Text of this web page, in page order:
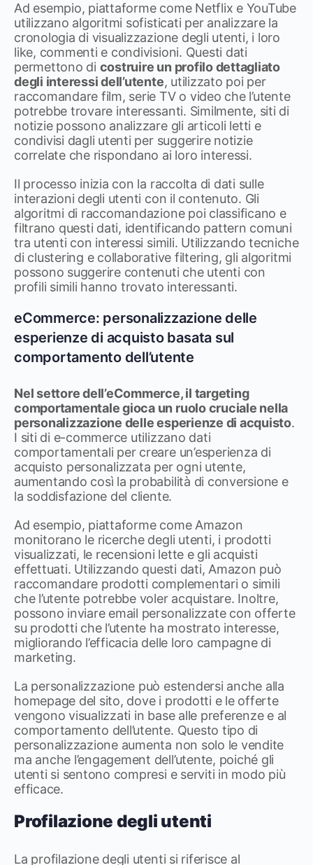
Ad esempio, piattaforme come Netflix e YouTube
utilizzano algoritmi sofisticati per analizzare la
cronologia di visualizzazione degli utenti, i loro
like, commenti e condivisioni. Questi dati
permettono di costruire un profilo dettagliato
degli interessi dell’utente, utilizzato poi per
raccomandare film, serie TV o video che l’utente
potrebbe trovare interessanti. Similmente, siti di
notizie possono analizzare gli articoli letti e
condivisi dagli utenti per suggerire notizie
correlate che rispondano ai loro interessi.
Il processo inizia con la raccolta di dati sulle
interazioni degli utenti con il contenuto. Gli
algoritmi di raccomandazione poi classificano e
filtrano questi dati, identificando pattern comuni
tra utenti con interessi simili. Utilizzando tecniche
di clustering e collaborative filtering, gli algoritmi
possono suggerire contenuti che utenti con
profili simili hanno trovato interessanti.
eCommerce: personalizzazione delle
esperienze di acquisto basata sul
comportamento dell’utente
Nel settore dell’eCommerce, il targeting
comportamentale gioca un ruolo cruciale nella
personalizzazione delle esperienze di acquisto.
I siti di e-commerce utilizzano dati
comportamentali per creare un’esperienza di
acquisto personalizzata per ogni utente,
aumentando così la probabilità di conversione e
la soddisfazione del cliente.
Ad esempio, piattaforme come Amazon
monitorano le ricerche degli utenti, i prodotti
visualizzati, le recensioni lette e gli acquisti
effettuati. Utilizzando questi dati, Amazon può
raccomandare prodotti complementari o simili
che l’utente potrebbe voler acquistare. Inoltre,
possono inviare email personalizzate con offerte
su prodotti che l’utente ha mostrato interesse,
migliorando l’efficacia delle loro campagne di
marketing.
La personalizzazione può estendersi anche alla
homepage del sito, dove i prodotti e le offerte
vengono visualizzati in base alle preferenze e al
comportamento dell’utente. Questo tipo di
personalizzazione aumenta non solo le vendite
ma anche l’engagement dell’utente, poiché gli
utenti si sentono compresi e serviti in modo più
efficace.
Profilazione degli utenti
La profilazione degli utenti si riferisce al